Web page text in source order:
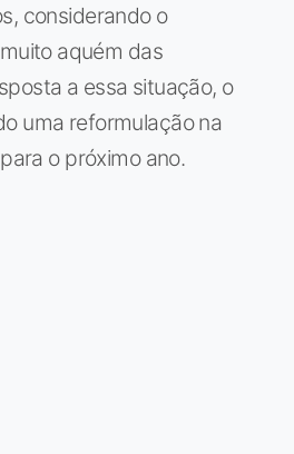
considerando o
aquém das
a essa situação, o
uma reformulação na
o próximo ano.